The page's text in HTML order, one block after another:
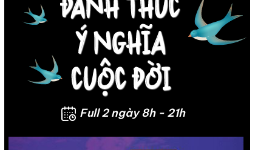
Full 2 ngày 8h - 21h